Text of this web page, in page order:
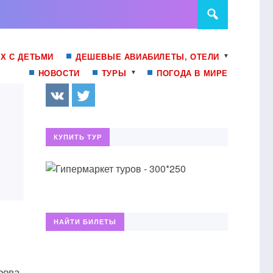
С ДЕТЬМИ
ДЕШЕВЫЕ АВИАБИЛЕТЫ, ОТЕЛИ
НОВОСТИ
ТУРЫ ПОГОДА В МИРЕ
КУПИТЬ ТУР
НАЙТИ БИЛЕТЫ